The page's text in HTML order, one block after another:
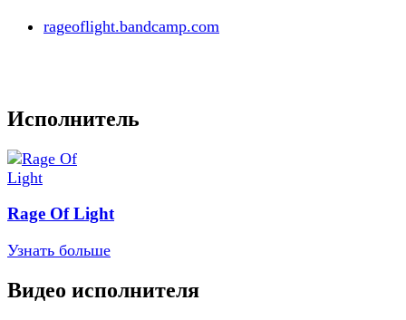
rageoflight.bandcamp.com
Исполнитель
Rage Of Light
Узнать больше
Видео исполнителя